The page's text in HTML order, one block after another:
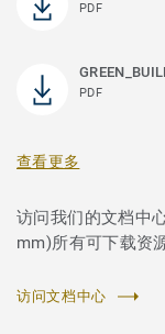
PDF
PDF
查看更多
访问我们的文档中
mm)所有可下载资
访问文档中心